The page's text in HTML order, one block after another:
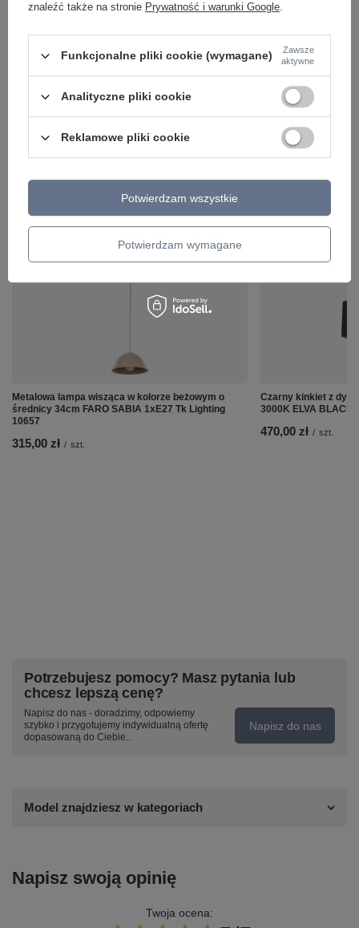
ZOBACZ RÓWNIEŻ
Metalowa lampa wisząca w kolorze beżowym o
średnicy 34cm FARO SABIA 1xE27 Tk Lighting
10657
315,00 zł / szt.
Czarny kinkiet z
3000K ELVA BLACK
470,00 zł / szt.
Potrzebujesz pomocy? Masz pytania lub
chcesz lepszą cenę?
Napisz do nas - doradzimy, odpowiemy
szybko i przygotujemy indywidualną ofertę
dopasowaną do Ciebie..
Napisz do nas
Model znajdziesz w kategoriach
Napisz swoją opinię
Twoja ocena:
znaleźć także na stronie Prywatność i warunki Google.
Funkcjonalne pliki cookie (wymagane)
Zawsze
aktywne
Analityczne pliki cookie
Reklamowe pliki cookie
Potwierdzam wymagane
Potwierdzam wszystkie